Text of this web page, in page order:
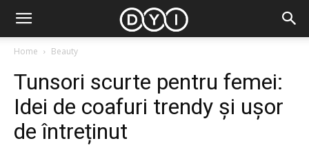
Home Beauty
Tunsori scurte pentru femei:
Idei de coafuri trendy și ușor
de întreținut